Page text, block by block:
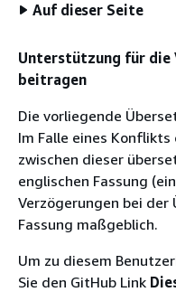
Auf dieser Seite
Unterstützung für die
beitragen
Die vorliegende
Im Falle eines
zwischen dieser
englischen Fassung
Verzögerungen bei
Fassung maßgeblich.
Um zu diesem
Sie den GitHub Link